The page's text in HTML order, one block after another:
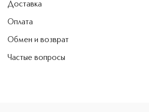
Доставка
Оплата
Обмен и возврат
Частые вопросы